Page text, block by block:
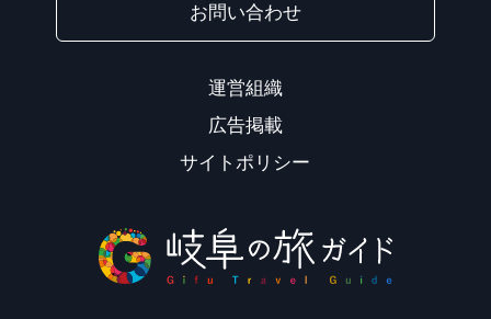
お問い合わせ
運営組織
広告掲載
サイトポリシー